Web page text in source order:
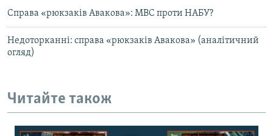
Справа «рюкзаків Авакова»: МВС проти НАБУ?
Недоторканні: справа «рюкзаків Авакова» (аналітичний
огляд)
Читайте також